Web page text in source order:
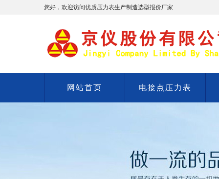
您好，欢迎访问优质压力表生产制造选型报价厂家
网站首页 电接点压力表